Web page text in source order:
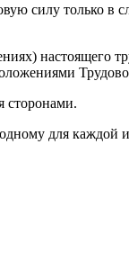
силу только в
настоящего
сторонами.
для